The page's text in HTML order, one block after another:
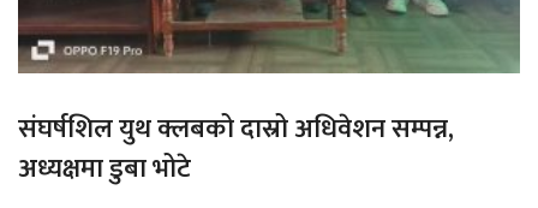
संघर्षशिल युथ क्लबको दास्रो अधिवेशन सम्पन्न,
अध्यक्षमा डुबा भोटे